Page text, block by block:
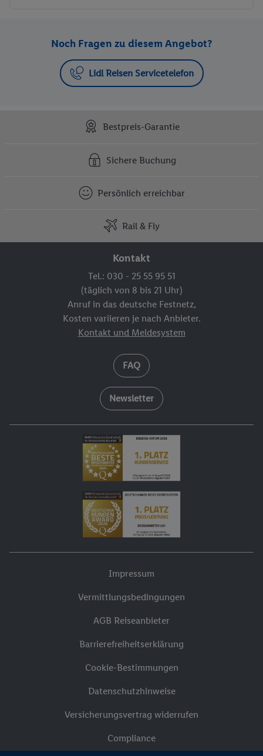
Noch Fragen zu diesem Angebot?
Lidl Reisen Servicetelefon
Bestpreis-Garantie
Sichere Buchung
Persönlich erreichbar
Rail & Fly
Kontakt
Tel.: 030 - 25 55 95 51
(täglich von 8 bis 21 Uhr)
Anruf in das deutsche Festnetz,
Kosten variieren je nach Anbieter.
Kontakt und Meldesystem
FAQ
Newsletter
Impressum
Vermittlungsbedingungen
AGB Reiseanbieter
Barrierefreiheitserklärung
Cookie-Bestimmungen
Datenschutzhinweise
Versicherungsvertrag widerrufen
Compliance